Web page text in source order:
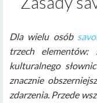
Dla wielu osób
trzech elementów:
kulturalnego
znacznie
zdarzenia. Przede